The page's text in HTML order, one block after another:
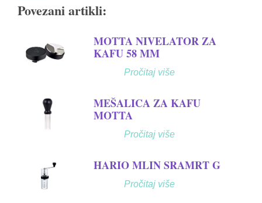
Povezani artikli:
MOTTA NIVELATOR ZA
KAFU 58 MM
Pročitaj više
MEŠALICA ZA KAFU
MOTTA
Pročitaj više
HARIO MLIN SRAMRT G
Pročitaj više